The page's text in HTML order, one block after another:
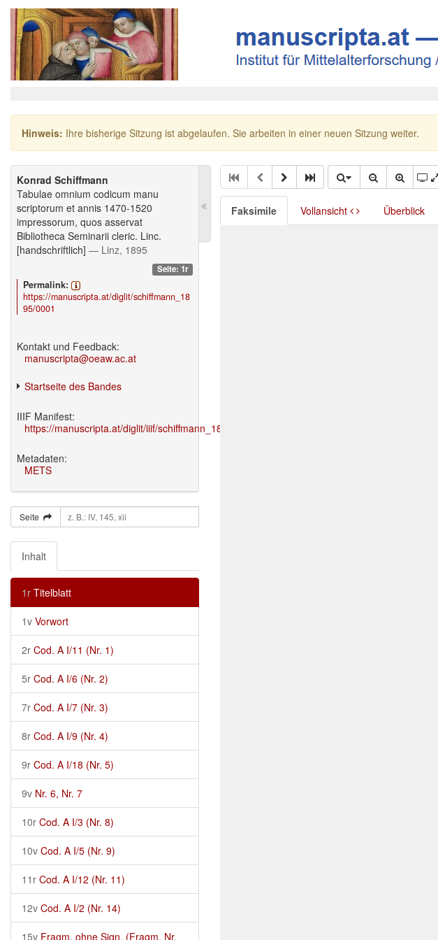
Hinweis: Ihre bisherige Sitzung ist abgelaufen. Sie arbeiten in einer neuen Sitzung weiter.
Konrad Schiffmann
Tabulae omnium codicum manu
scriptorum et annis 1470-1520
impressorum, quos asservat
Bibliotheca Seminarii cleric. Linc.
[handschriftlich] — Linz, 1895
Seite: 1r
Permalink:
https://manuscripta.at/diglit/schiffmann_18
95/0001
Kontakt und Feedback:
manuscripta@oeaw.ac.at
Startseite des Bandes
IIIF Manifest:
https://manuscripta.at/diglit/iiif/schiffmann_1895/manifest.json
Metadaten:
METS
Seite
Inhalt
1r Titelblatt
1v Vorwort
2r Cod. A I/11 (Nr. 1)
5r Cod. A I/6 (Nr. 2)
7r Cod. A I/7 (Nr. 3)
8r Cod. A I/9 (Nr. 4)
9r Cod. A I/18 (Nr. 5)
9v Nr. 6, Nr. 7
10r Cod. A I/3 (Nr. 8)
10v Cod. A I/5 (Nr. 9)
11r Cod. A I/12 (Nr. 11)
12v Cod. A I/2 (Nr. 14)
15v Fragm. ohne Sign. (Fragm. Nr.
Faksimile Vollansicht Überblick